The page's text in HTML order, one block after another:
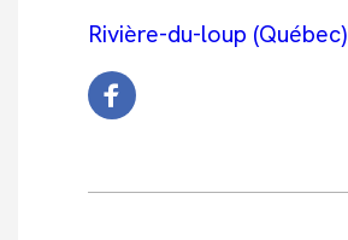
Rivière-du-loup (Québec)